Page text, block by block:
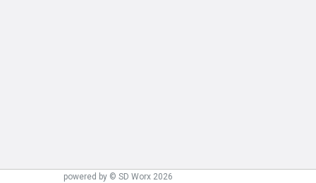
powered by © SD Worx 2026